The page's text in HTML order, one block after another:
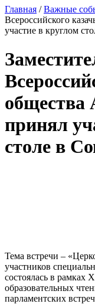
Главная / Важные
Всероссийского
участие в круглом
принял
столе в
Тема встречи –
участников
состоялась в
образовательных
парламентских